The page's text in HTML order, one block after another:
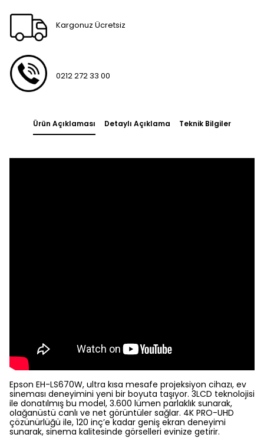
Kargonuz Ücretsiz
0212 272 33 00
Ürün Açıklaması Detaylı Açıklama Teknik Bilgiler
Epson EH-LS670W, ultra kısa mesafe projeksiyon cihazı, ev
sineması deneyimini yeni bir boyuta taşıyor. 3LCD teknolojisi
ile donatılmış bu model, 3.600 lümen parlaklık sunarak,
olağanüstü canlı ve net görüntüler sağlar. 4K PRO-UHD
çözünürlüğü ile, 120 inç’e kadar geniş ekran deneyimi
sunarak, sinema kalitesinde görselleri evinize getirir.